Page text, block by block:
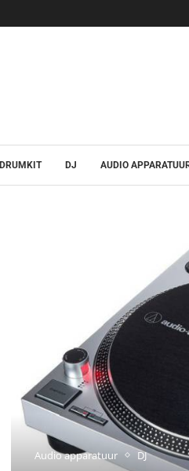
DRUMKIT DJ AUDIO
Audio apparatuur DJ